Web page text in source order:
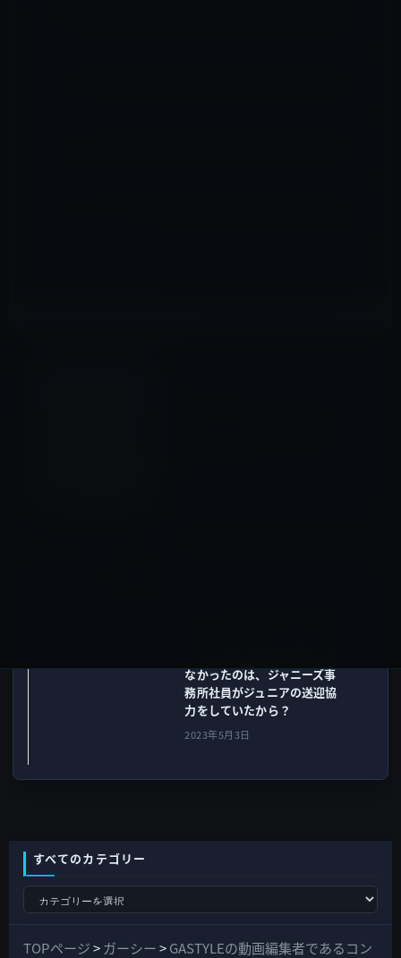
なかったのは、ジャニーズ事
務所社員がジュニアの送迎協
力をしていたから？
2023年5月3日
すべてのカテゴリー
て
TOPページ>ガーシー>GASTYLEの動画編集者であるコン